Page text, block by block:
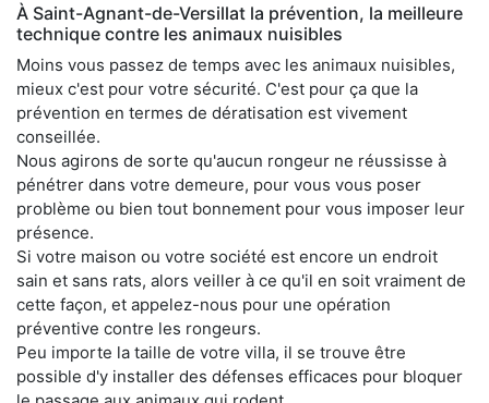
À Saint-Agnant-de-Versillat la prévention, la meilleure
technique contre les animaux nuisibles
Moins vous passez de temps avec les animaux nuisibles,
mieux c'est pour votre sécurité. C'est pour ça que la
prévention en termes de dératisation est vivement
conseillée.
Nous agirons de sorte qu'aucun rongeur ne réussisse à
pénétrer dans votre demeure, pour vous vous poser
problème ou bien tout bonnement pour vous imposer leur
présence.
Si votre maison ou votre société est encore un endroit
sain et sans rats, alors veiller à ce qu'il en soit vraiment de
cette façon, et appelez-nous pour une opération
préventive contre les rongeurs.
Peu importe la taille de votre villa, il se trouve être
possible d'y installer des défenses efficaces pour bloquer